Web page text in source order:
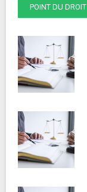
POINT DU DROIT